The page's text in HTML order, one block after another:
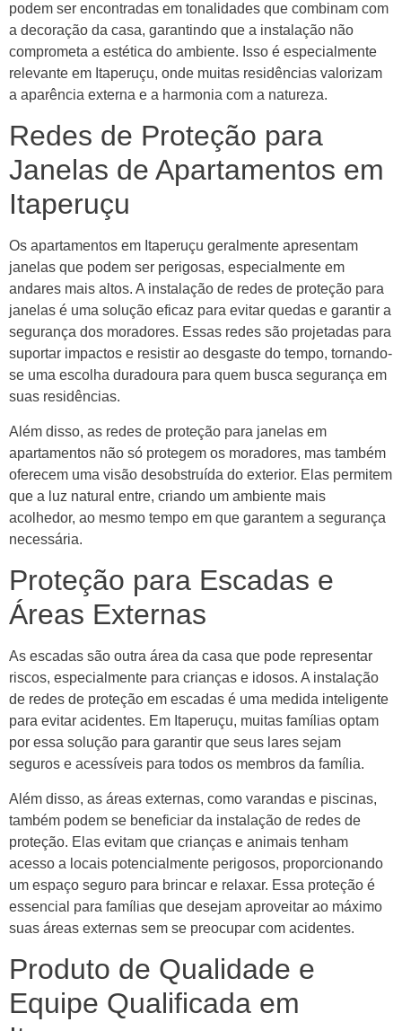
podem ser encontradas em tonalidades que combinam com
a decoração da casa, garantindo que a instalação não
comprometa a estética do ambiente. Isso é especialmente
relevante em Itaperuçu, onde muitas residências valorizam
a aparência externa e a harmonia com a natureza.
Redes de Proteção para
Janelas de Apartamentos em
Itaperuçu
Os apartamentos em Itaperuçu geralmente apresentam
janelas que podem ser perigosas, especialmente em
andares mais altos. A instalação de redes de proteção para
janelas é uma solução eficaz para evitar quedas e garantir a
segurança dos moradores. Essas redes são projetadas para
suportar impactos e resistir ao desgaste do tempo, tornando-
se uma escolha duradoura para quem busca segurança em
suas residências.
Além disso, as redes de proteção para janelas em
apartamentos não só protegem os moradores, mas também
oferecem uma visão desobstruída do exterior. Elas permitem
que a luz natural entre, criando um ambiente mais
acolhedor, ao mesmo tempo em que garantem a segurança
necessária.
Proteção para Escadas e
Áreas Externas
As escadas são outra área da casa que pode representar
riscos, especialmente para crianças e idosos. A instalação
de redes de proteção em escadas é uma medida inteligente
para evitar acidentes. Em Itaperuçu, muitas famílias optam
por essa solução para garantir que seus lares sejam
seguros e acessíveis para todos os membros da família.
Além disso, as áreas externas, como varandas e piscinas,
também podem se beneficiar da instalação de redes de
proteção. Elas evitam que crianças e animais tenham
acesso a locais potencialmente perigosos, proporcionando
um espaço seguro para brincar e relaxar. Essa proteção é
essencial para famílias que desejam aproveitar ao máximo
suas áreas externas sem se preocupar com acidentes.
Produto de Qualidade e
Equipe Qualificada em